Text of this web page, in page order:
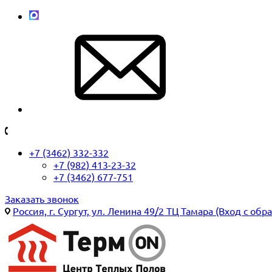
+7 (3462) 332-332
+7 (982) 413-23-32
+7 (3462) 677-751
Заказать звонок
Россия, г. Сургут, ул. Ленина 49/2 ТЦ Тамара (Вход с